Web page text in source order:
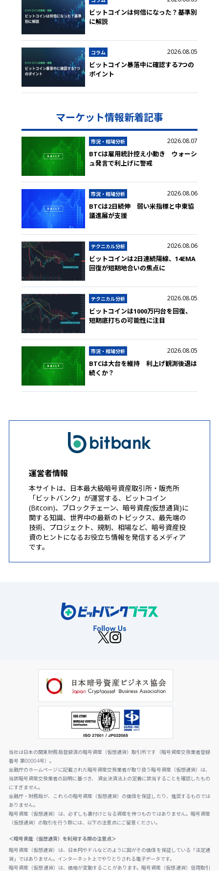
ビットコインは何倍になった？基準別
に解説
コラム 2026.08.05
ビットコイン暴落中に確認する7つの
ポイント
マーケット情報新着記事
市況・相場分析 2026.08.07
BTCは雇用統計控え小動き ウォーシ
ュ発言で利上げに警戒
市況・相場分析 2026.08.06
BTCは2日続伸 弱い米指標と中東協
議進展が支援
テクニカル分析 2026.08.06
ビットコインは2日連続陽線、14EMA
回復が短期地合いの焦点に
テクニカル分析 2026.08.05
ビットコインは1000万円台を回復、
短期底打ちの可能性に注目
市況・相場分析 2026.08.05
BTCは大台を維持 利上げ観測後退は
続くか？
運営者情報
本サイトは、日本最大級暗号資産取引所・販売所
「ビットバンク」が運営する、ビットコイン
(Bitcoin)、ブロックチェーン、暗号資産(仮想通貨)に
関する知識、世界中の最新のトピックス、最先端の
技術、プロジェクト、規制、相場など、暗号資産投
資のヒントになるお役立ち情報を発信するメディア
です。
当社は日本の関東財務局登録済の暗号資産（仮想通貨）取引所です（暗号資産交換業者登録
番号 第00004号）。
金融庁のホームページに記載された暗号資産交換業者が取り扱う暗号資産（仮想通貨）は、
当該暗号資産交換業者の説明に基づき、 資金決済法上の定義に該当することを確認したもの
にすぎません。
金融庁・財務局が、これらの暗号資産（仮想通貨）の価値を保証したり、推奨するものでは
ありません。
暗号資産（仮想通貨）は、必ずしも裏付けとなる資産を持つものではありません。暗号資産
（仮想通貨）の取引を行う際には、以下の注意点にご留意ください。
＜暗号資産（仮想通貨）を利用する際の注意点＞
暗号資産（仮想通貨）は、日本円やドルなどのように国がその価値を保証している「法定通
貨」ではありません。インターネット上でやりとりされる電子データです。
暗号資産（仮想通貨）は、価格が変動することがあります。暗号資産（仮想通貨）信用取引